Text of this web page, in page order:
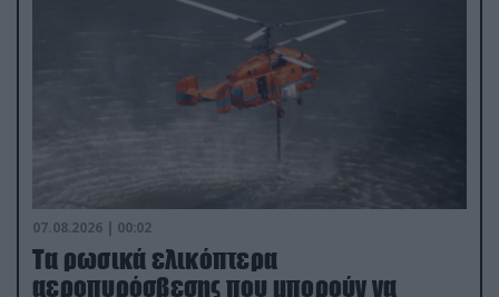
07.08.2026 | 00:02
Τα ρωσικά ελικόπτερα
αεροπυρόσβεσης που μπορούν να